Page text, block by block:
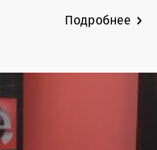
Подробнее